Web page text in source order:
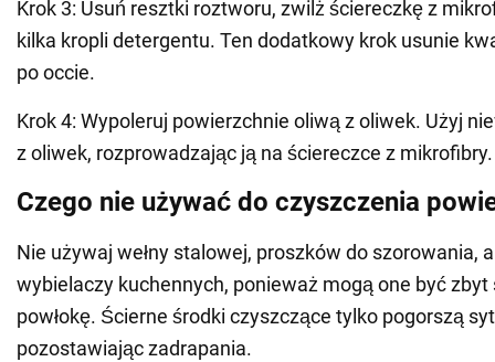
Krok 3: Usuń resztki roztworu, zwilż ściereczkę z
kilka kropli detergentu. Ten dodatkowy krok usunie
po occie.
Krok 4: Wypoleruj powierzchnie oliwą z oliwek. Użyj
z oliwek, rozprowadzając ją na ściereczce z mikrofibry.
Czego nie używać do czyszczenia
Nie używaj wełny stalowej, proszków do szorowania,
wybielaczy kuchennych, ponieważ mogą one być zbyt
powłokę. Ścierne środki czyszczące tylko pogorszą
pozostawiając zadrapania.